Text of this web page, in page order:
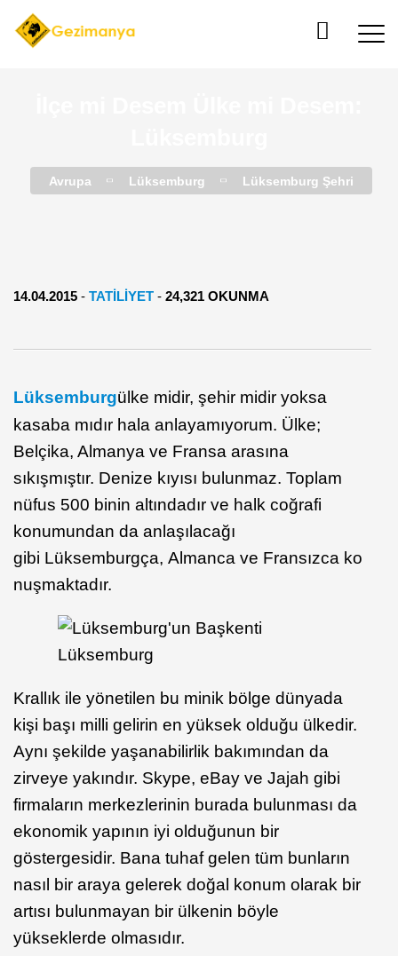
Avrupa Lüksemburg Lüksemburg Şehri
14.04.2015 - TATILIYET - 24,321 OKUNMA
Lüksemburgülke midir, şehir midir yoksa
kasaba mıdır hala anlayamıyorum. Ülke;
Belçika, Almanya ve Fransa arasına
sıkışmıştır. Denize kıyısı bulunmaz. Toplam
nüfus 500 binin altındadır ve halk coğrafi
konumundan da anlaşılacağı
gibi Lüksemburgça, Almanca ve Fransızca ko
nuşmaktadır.
Krallık ile yönetilen bu minik bölge dünyada
kişi başı milli gelirin en yüksek olduğu ülkedir.
Aynı şekilde yaşanabilirlik bakımından da
zirveye yakındır. Skype, eBay ve Jajah gibi
firmaların merkezlerinin burada bulunması da
ekonomik yapının iyi olduğunun bir
göstergesidir. Bana tuhaf gelen tüm bunların
nasıl bir araya gelerek doğal konum olarak bir
artısı bulunmayan bir ülkenin böyle
yükseklerde olmasıdır.